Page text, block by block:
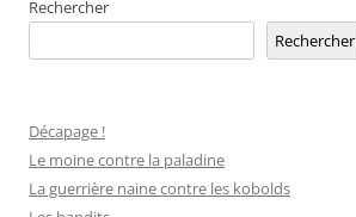
Rechercher
Rechercher
Décapage !
Le moine contre la paladine
La guerrière naine contre les kobolds